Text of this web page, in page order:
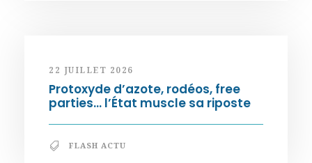
22 JUILLET 2026
Protoxyde d’azote, rodéos, free
parties… l’État muscle sa riposte
FLASH ACTU